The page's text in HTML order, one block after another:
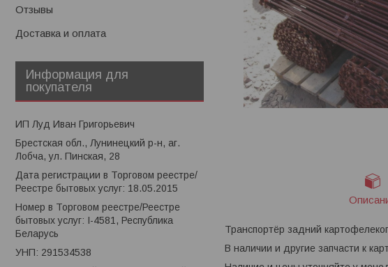
Транспортёр задний
В наличии и другие запчасти к
Отзывы
Доставка и оплата
Информация для
покупателя
ИП Луд Иван Григорьевич
Брестская обл., Лунинецкий р-н, аг.
Лобча, ул. Пинская, 28
Дата регистрации в Торговом реестре/
Реестре бытовых услуг: 18.05.2015
Номер в Торговом реестре/Реестре
бытовых услуг: I-4581, Республика
Беларусь
УНП: 291534538